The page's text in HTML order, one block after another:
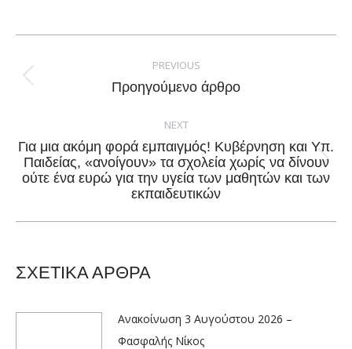
Facebook
X
PinterestLinkedIn
navigation
PREVIOUS
Previous
Προηγούμενο άρθρο
NEXT
Next
post:
Για μια ακόμη φορά εμπαιγμός! Κυβέρνηση και Υπ.
Παιδείας, «ανοίγουν» τα σχολεία χωρίς να δίνουν
ούτε ένα ευρώ για την υγεία των μαθητών και των
εκπαιδευτικών
ΣΧΕΤΙΚΑ ΑΡΘΡΑ
Ανακοίνωση 3 Αυγούστου 2026 –
Φασφαλής Νίκος